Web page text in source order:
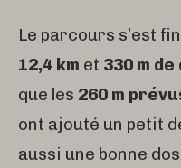
Le parcours s’est
12,4 km et 330 m
que les 260 m
ont ajouté un petit
aussi une bonne